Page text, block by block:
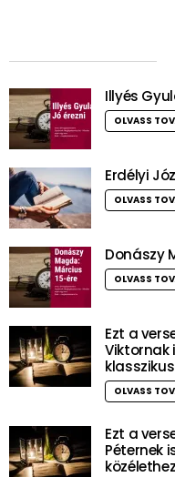
Illyés
OLVASS
Erdélyi
OLVASS
Donászy
OLVASS
Ezt a
Viktornak
OLVASS
Ezt a
Péternek
közélethez